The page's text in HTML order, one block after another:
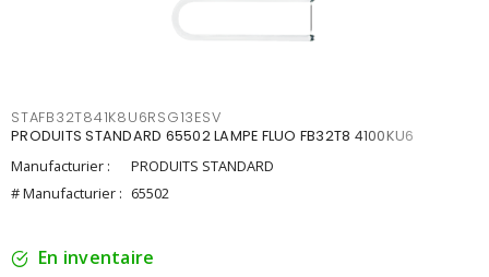
STAFB32T841K8U6RSG13ESV
PRODUITS STANDARD 65502 LAMPE FLUO FB32T8 4100KU6
Manufacturier :
PRODUITS STANDARD
# Manufacturier : 65502
En inventaire